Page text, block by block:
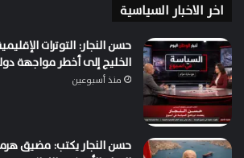
اخر الاخبار السياسية
حسن النجار: التوترات
الخليج إلى أخطر مواجهة
منذ أسبوعين
حسن النجار يكتب: مضيق